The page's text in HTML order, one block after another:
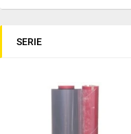
SERIE